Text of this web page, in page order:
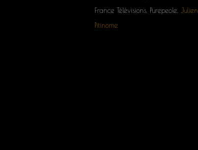
France Télévisions, Purepeole,
Julien
Pitinome